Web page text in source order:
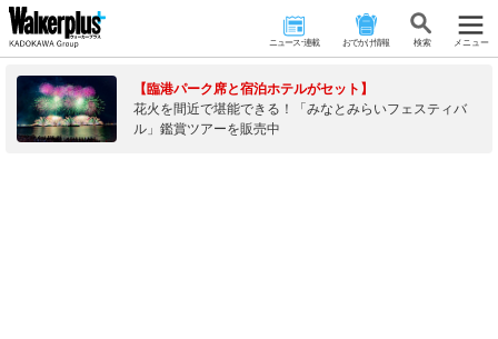
ニュース･連載 おでかけ情報 検 索 メニュー
【臨港パーク席と宿泊ホテルがセット】
花火を間近で堪能できる！「みなとみらいフェスティバ
ル」鑑賞ツアーを販売中